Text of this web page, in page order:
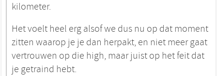
kilometer.
Het voelt heel erg alsof we dus nu op dat moment
zitten waarop je je dan herpakt, en niet meer gaat
vertrouwen op die high, maar juist op het feit dat
je getraind hebt.